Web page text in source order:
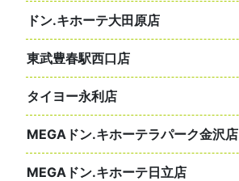
ドン.キホーテ大田原店
東武豊春駅西口店
タイヨー永利店
MEGAドン.キホーテラパーク金沢店
MEGAドン.キホーテ日立店